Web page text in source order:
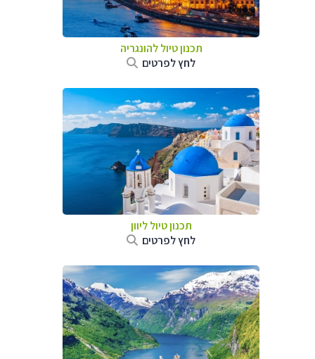
תכנון טיול להונגריה
לחץ לפרטים
תכנון טיול ליוון
לחץ לפרטים